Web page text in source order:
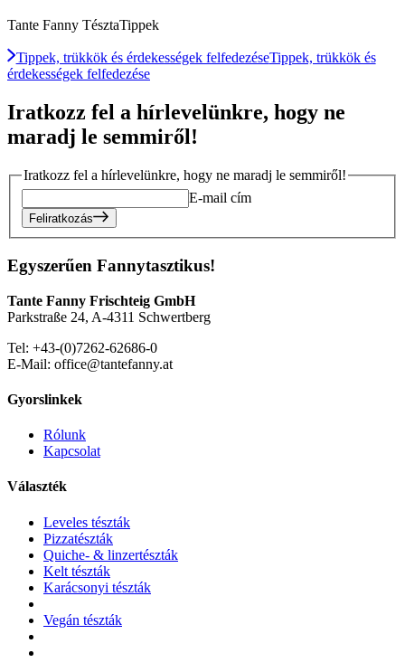
Tante Fanny TésztaTippek
Tippek, trükkök és érdekességek felfedezéseTippek, trükkök és
érdekességek felfedezése
Iratkozz fel a hírlevelünkre, hogy ne
maradj le semmiről!
Iratkozz fel a hírlevelünkre, hogy ne maradj le semmiről!
E-mail cím
Feliratkozás
Egyszerűen Fannytasztikus!
Tante Fanny Frischteig GmbH
Parkstraße 24, A-4311 Schwertberg
Tel: +43-(0)7262-62686-0
E-Mail: office@tantefanny.at
Gyorslinkek
Rólunk
Kapcsolat
Választék
Leveles tészták
Pizzatészták
Quiche- & linzertészták
Kelt tészták
Karácsonyi tészták
Vegán tészták